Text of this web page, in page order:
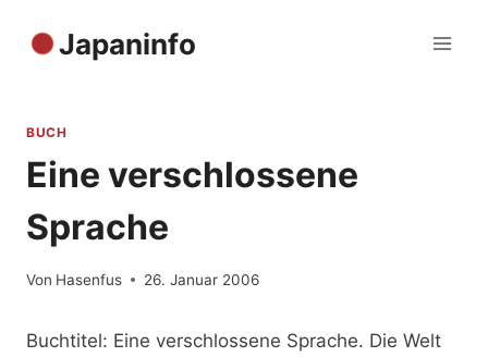
Inhalt
Japaninfo
BUCH
Eine verschlossene
Sprache
Von Hasenfus 26. Januar 2006
Buchtitel: Eine verschlossene Sprache. Die Welt